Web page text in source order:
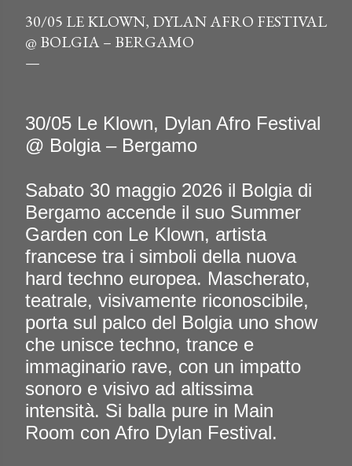
30/05 LE KLOWN, DYLAN AFRO FESTIVAL
@ BOLGIA – BERGAMO
30/05 Le Klown, Dylan Afro Festival
@ Bolgia – Bergamo
Sabato 30 maggio 2026 il Bolgia di
Bergamo accende il suo Summer
Garden con Le Klown, artista
francese tra i simboli della nuova
hard techno europea. Mascherato,
teatrale, visivamente riconoscibile,
porta sul palco del Bolgia uno show
che unisce techno, trance e
immaginario rave, con un impatto
sonoro e visivo ad altissima
intensità. Si balla pure in Main
Room con Afro Dylan Festival.